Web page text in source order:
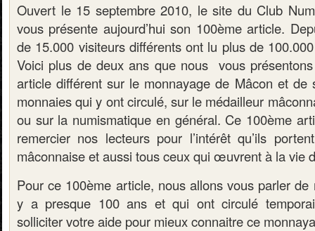
Ouvert le 15 septembre 2010, le site du Club
vous présente aujourd’hui son 100ème article.
de 15.000 visiteurs différents ont lu plus de
Voici plus de deux ans que nous vous
article différent sur le monnayage de Mâcon et de
monnaies qui y ont circulé, sur le médailleur
ou sur la numismatique en général. Ce 100ème
remercier nos lecteurs pour l’intérêt qu’ils
mâconnaise et aussi tous ceux qui œuvrent à la vie
Pour ce 100ème article, nous allons vous parler de
y a presque 100 ans et qui ont circulé
solliciter votre aide pour mieux connaitre ce